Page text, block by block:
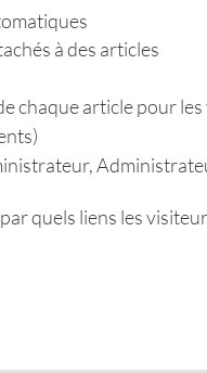
à des articles
chaque article pour
quels liens les